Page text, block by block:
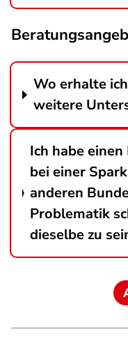
Wo erhalte
weitere
Ich habe
bei einer
anderen
Problematik
dieselbe zu